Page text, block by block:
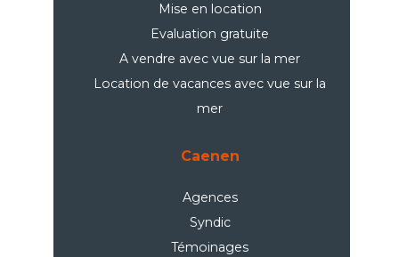
Mise en location
Evaluation gratuite
A vendre avec vue sur la mer
Location de vacances avec vue sur la
mer
Caenen
Agences
Syndic
Témoinages